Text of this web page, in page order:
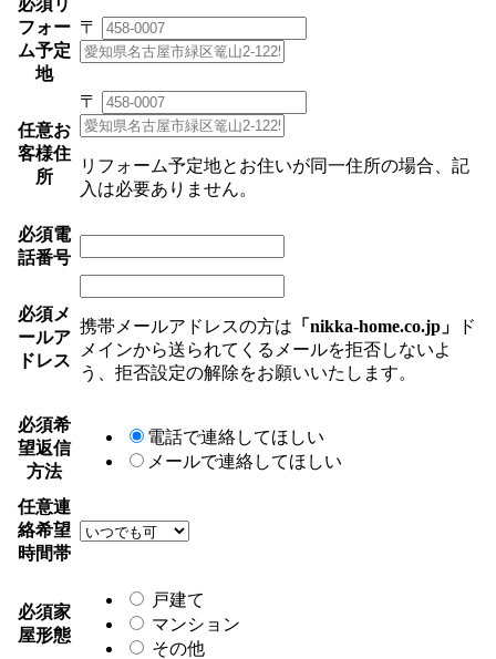
フォー
ム予定
地
〒
任意お
客様住
所
〒
リフォーム予定地とお住いが同一住所の場合、記
入は必要ありません。
必須電
話番号
必須メ
ールア
ドレス
携帯メールアドレスの方は 「nikka-home.co.jp」
ド
メインから送られてくるメールを拒否しないよ
う、拒否設定の解除をお願いいたします。
必須希
望返信
方法
電話で連絡してほしい
メールで連絡してほしい
任意連
絡希望
時間帯
必須家
屋形態
戸建て
マンション
その他